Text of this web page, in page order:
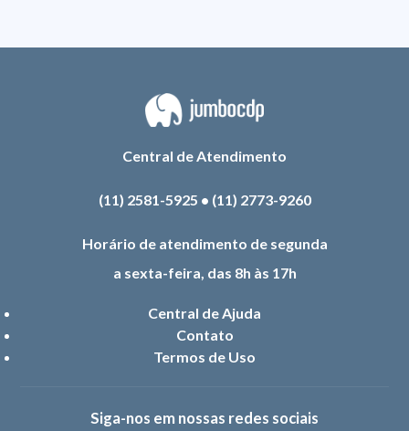
Central de Atendimento
(11) 2581-5925 • (11) 2773-9260
Horário de atendimento de segunda
a sexta-feira, das 8h às 17h
Central de Ajuda
Contato
Termos de Uso
Siga-nos em nossas redes sociais